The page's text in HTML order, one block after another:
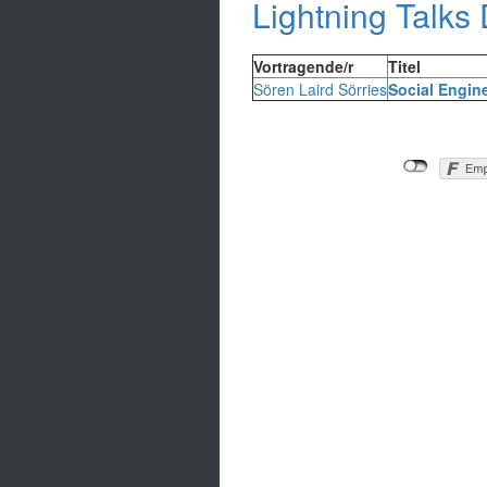
Lightning Talks
Vortragende/r Titel
Sören Laird Sörries‎Social